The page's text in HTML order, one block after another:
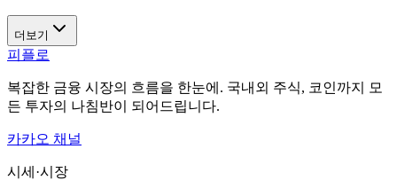
더보기
피플로
복잡한 금융 시장의 흐름을 한눈에. 국내외 주식, 코인까지 모
든 투자의 나침반이 되어드립니다.
카카오 채널
시세·시장